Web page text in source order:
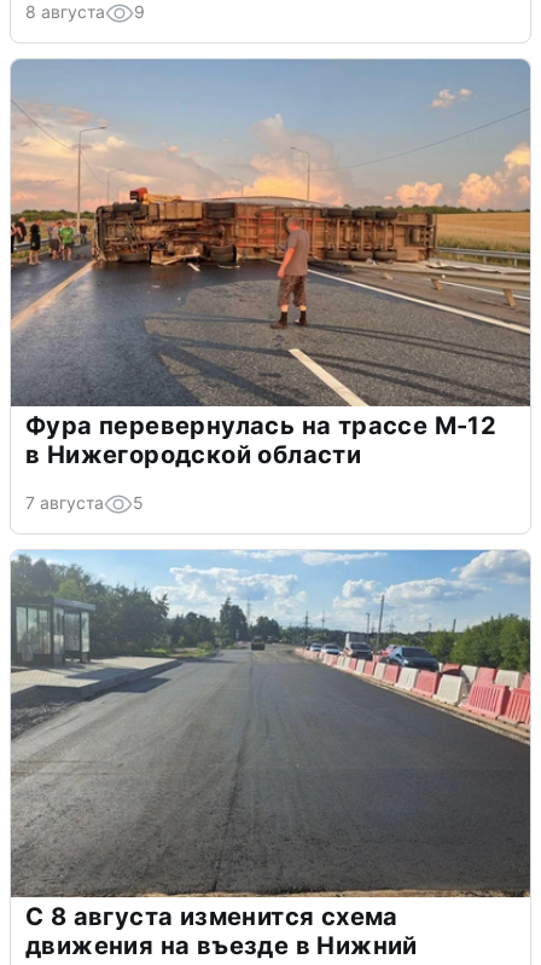
8 августа 9
Фура перевернулась на трассе М-12
в Нижегородской области
7 августа 5
С 8 августа изменится схема
движения на въезде в Нижний